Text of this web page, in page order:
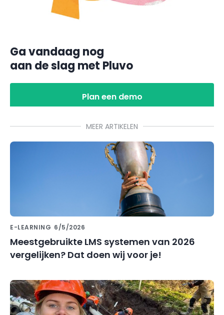
Ga vandaag nog
aan de slag met Pluvo
Plan een demo
MEER ARTIKELEN
E-LEARNING 6/5/2026
Meestgebruikte LMS systemen van 2026
vergelijken? Dat doen wij voor je!